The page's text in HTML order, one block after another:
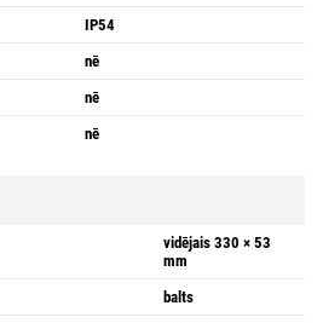
IP54
nē
nē
nē
vidējais 330 × 53
mm
balts